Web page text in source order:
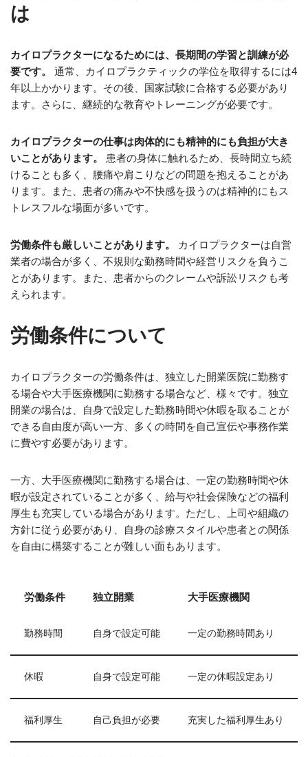
は
カイロプラクターになるためには、長期間の学習と訓練が必
要です。
通常、カイロプラクティックの学位を取得するには4
年以上かかります。その後、国家試験に合格する必要があり
ます。さらに、継続的な教育やトレーニングが必要です。
カイロプラクターの仕事は肉体的にも精神的にも負担が大き
いことがあります。
患者の身体に触れるため、長時間立ち続
けることも多く、腰痛や肩こりなどの問題を抱えることがあ
ります。また、患者の痛みや不快感を扱うのは精神的にもス
トレスフルな場面が多いです。
労働条件も厳しいことがあります。
カイロプラクターは自営
業者の場合が多く、不規則な勤務時間や経営リスクを負うこ
とがあります。また、患者からのクレームや訴訟リスクも考
えられます。
労働条件について
カイロプラクターの労働条件は、独立した開業医院に勤務す
る場合や大手医療機関に勤務する場合など、様々です。独立
開業の場合は、自身で設定した勤務時間や休暇を取ることが
できる自由度が高い一方、多くの時間を自己宣伝や事務作業
に費やす必要があります。
一方、大手医療機関に勤務する場合は、一定の勤務時間や休
暇が設定されていることが多く、給与や社会保険などの福利
厚生も充実している場合があります。ただし、上司や組織の
方針に従う必要があり、自身の診療スタイルや患者との関係
を自由に構築することが難しい面もあります。
労働条件 独立開業 大手医療機関
勤務時間 自身で設定可能 一定の勤務時間あり
休暇 自身で設定可能 一定の休暇設定あり
福利厚生 自己負担が必要 充実した福利厚生あり